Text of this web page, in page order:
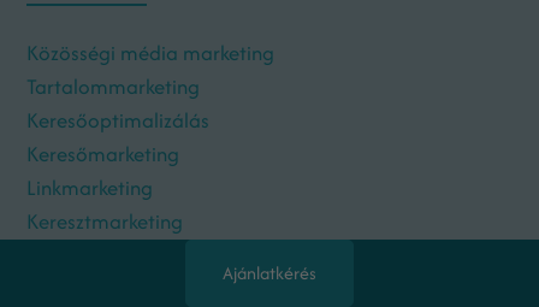
Közösségi média marketing
Tartalommarketing
Keresőoptimalizálás
Keresőmarketing
Linkmarketing
Keresztmarketing
Mi az az online marketing
Ajánlatkérés